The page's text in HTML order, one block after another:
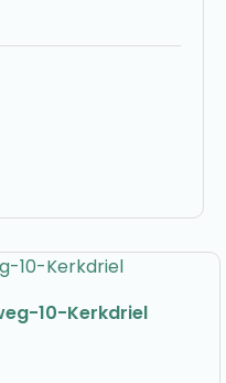
10-Kerkdriel